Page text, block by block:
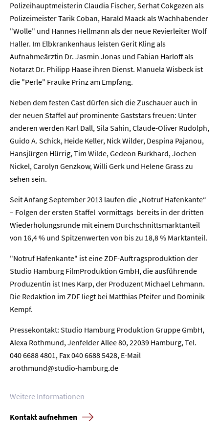
Polizeihauptmeisterin Claudia Fischer, Serhat Cokgezen als
Polizeimeister Tarik Coban, Harald Maack als Wachhabender
"Wolle" und Hannes Hellmann als der neue Revierleiter Wolf
Haller. Im Elbkrankenhaus leisten Gerit Kling als
Aufnahmeärztin Dr. Jasmin Jonas und Fabian Harloff als
Notarzt Dr. Philipp Haase ihren Dienst. Manuela Wisbeck ist
die "Perle" Frauke Prinz am Empfang.
Neben dem festen Cast dürfen sich die Zuschauer auch in
der neuen Staffel auf prominente Gaststars freuen: Unter
anderen werden Karl Dall, Sila Sahin, Claude-Oliver Rudolph,
Guido A. Schick, Heide Keller, Nick Wilder, Despina Pajanou,
Hansjürgen Hürrig, Tim Wilde, Gedeon Burkhard, Jochen
Nickel, Carolyn Genzkow, Willi Gerk und Helene Grass zu
sehen sein.
Seit Anfang September 2013 laufen die „Notruf Hafenkante“
– Folgen der ersten Staffel vormittags bereits in der dritten
Wiederholungsrunde mit einem Durchschnittsmarktanteil
von 16,4 % und Spitzenwerten von bis zu 18,8 % Marktanteil.
"Notruf Hafenkante" ist eine ZDF-Auftragsproduktion der
Studio Hamburg FilmProduktion GmbH, die ausführende
Produzentin ist Ines Karp, der Produzent Michael Lehmann.
Die Redaktion im ZDF liegt bei Matthias Pfeifer und Dominik
Kempf.
Pressekontakt: Studio Hamburg Produktion Gruppe GmbH,
Alexa Rothmund, Jenfelder Allee 80, 22039 Hamburg, Tel.
040 6688 4801, Fax 040 6688 5428, E-Mail
arothmund@studio-hamburg.de
Weitere Informationen
Kontakt aufnehmen
Home
Unternehmen
Presse
Karriere
Kontakt
Newsletter Datenschutz Impressum